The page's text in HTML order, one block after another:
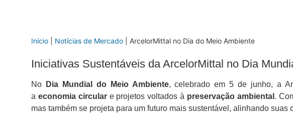
Início Notícias de Mercado ArcelorMittal no Dia do Meio Ambiente
Iniciativas Sustentáveis da ArcelorMittal no Dia
No Dia Mundial do Meio Ambiente, celebrado em 5 de junho, a
a economia circulare projetos voltados à preservação ambiental .
mas também se projeta para um futuro mais sustentável, alinhando